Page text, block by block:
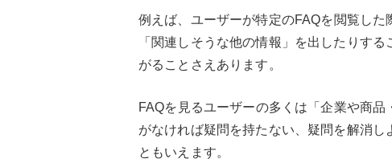
例えば、ユーザーが特定のFAQを閲覧した
「関連しそうな他の情報」を出したりす
がることさえあります。
FAQを見るユーザーの多くは「企業や商
がなければ疑問を持たない、疑問を解消
ともいえます。